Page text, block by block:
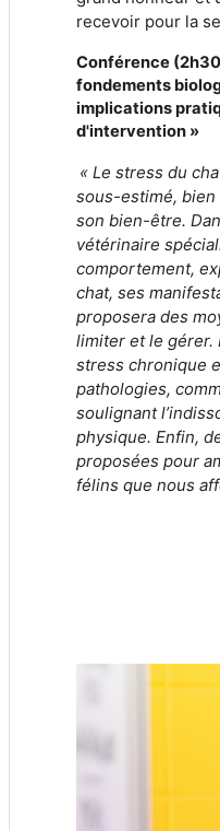
recevoir pour la
Conférence
fondements
implications
d'intervention »
« Le stress du
sous-estimé, bien
son bien-être.
vétérinaire
comportement,
chat, ses
proposera des
limiter et le gérer.
stress chronique
pathologies,
soulignant
physique. Enfin,
proposées pour
félins que nous